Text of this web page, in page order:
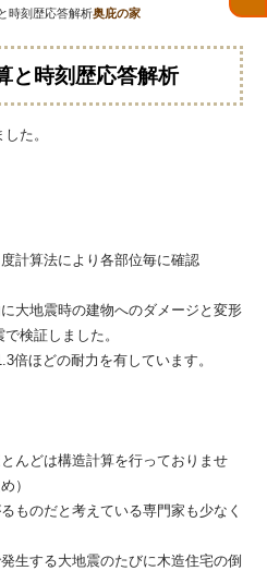
奥庇の家
時刻歴応答解析
と時刻歴応答解析
た。
計算法により各部位毎に確認
大地震時の建物へのダメージと変形
検証しました。
倍ほどの耐力を有しています。
んどは構造計算を行っておりませ
）
ものだと考えている専門家も少なく
生する大地震のたびに木造住宅の倒